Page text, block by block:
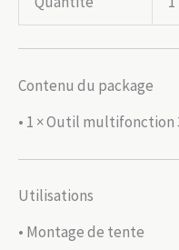
Contenu du package
• 1 × Outil multifonction
Utilisations
• Montage de tente